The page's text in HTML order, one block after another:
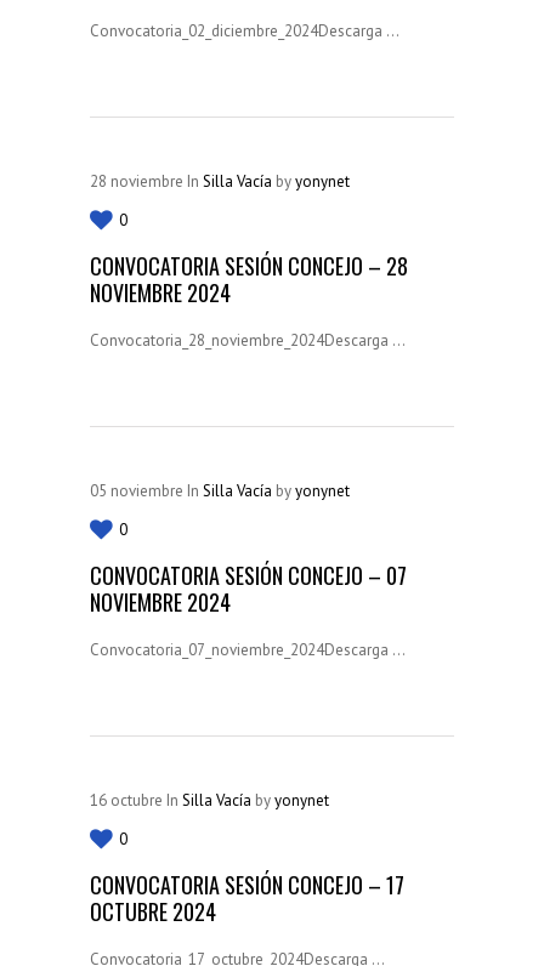
Convocatoria_02_diciembre_2024Descarga ...
28 noviembre In Silla Vacía byyonynet
0
CONVOCATORIA SESIÓN CONCEJO – 28
NOVIEMBRE 2024
Convocatoria_28_noviembre_2024Descarga ...
05 noviembre In Silla Vacía byyonynet
0
CONVOCATORIA SESIÓN CONCEJO – 07
NOVIEMBRE 2024
Convocatoria_07_noviembre_2024Descarga ...
16 octubre In Silla Vacía byyonynet
0
CONVOCATORIA SESIÓN CONCEJO – 17
OCTUBRE 2024
Convocatoria_17_octubre_2024Descarga ...